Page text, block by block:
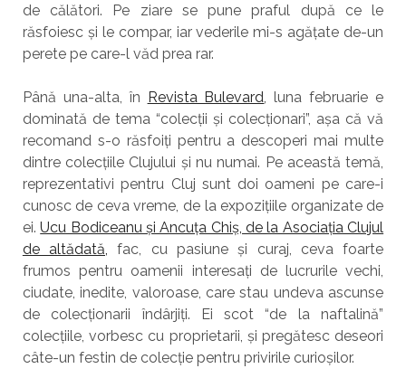
de călători. Pe ziare se pune praful după ce le
răsfoiesc și le compar, iar vederile mi-s agățate de-un
perete pe care-l văd prea rar.
Până una-alta, în Revista Bulevard, luna februarie e
dominată de tema “colecții și colecționari”, așa că vă
recomand s-o răsfoiți pentru a descoperi mai multe
dintre colecțiile Clujului și nu numai. Pe această temă,
reprezentativi pentru Cluj sunt doi oameni pe care-i
cunosc de ceva vreme, de la expozițiile organizate de
ei.Ucu Bodiceanu și Ancuța Chiș, de la Asociația Clujul
de altădată, fac, cu pasiune și curaj, ceva foarte
frumos pentru oamenii interesați de lucrurile vechi,
ciudate, inedite, valoroase, care stau undeva ascunse
de colecționarii îndârjiți. Ei scot “de la naftalină”
colecțiile, vorbesc cu proprietarii, și pregătesc deseori
câte-un festin de colecție pentru privirile curioșilor.